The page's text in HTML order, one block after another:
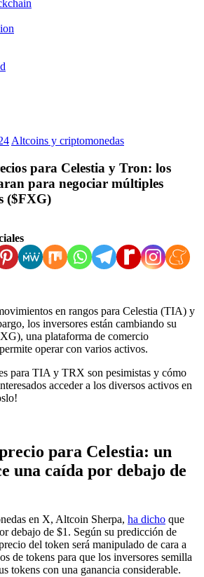
Altcoins y criptomonedas
para Celestia y Tron: los
para negociar múltiples
($FXG)
en rangos para Celestia (TIA) y
los inversores están cambiando su
una plataforma de comercio
operar con varios activos.
para TIA y TRX son pesimistas y cómo
​​acceder a los diversos activos en
para Celestia: un
una caída por debajo de
en X, Altcoin Sherpa, ha dicho que
debajo de $1. Según su predicción de
del token será manipulado de cara a
de tokens para que los inversores semilla
tokens con una ganancia considerable.